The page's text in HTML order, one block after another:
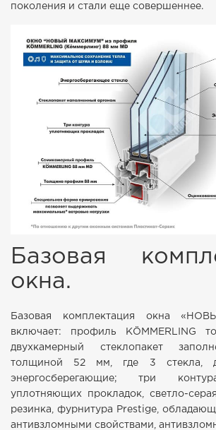
поколения и стали еще совершеннее.
Базовая
окна.
Базовая комплектация окна
включает: профиль KÖMMERLING
двухкамерный стеклопакет
толщиной 52 мм, где 3 стекла,
энергосберегающие; три
уплотняющих прокладок, светло-
резинка, фурнитура Prestige,
антивзломными свойствами,